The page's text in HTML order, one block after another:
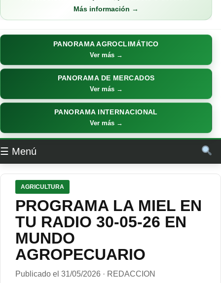
Más información →
PANORAMA AGROCLIMÁTICO
Ver más →
PANORAMA DE MERCADOS
Ver más →
PANORAMA INTERNACIONAL
Ver más →
☰ Menú
AGRICULTURA
PROGRAMA LA MIEL EN
TU RADIO 30-05-26 EN
MUNDO
AGROPECUARIO
Publicado el 31/05/2026 · REDACCION